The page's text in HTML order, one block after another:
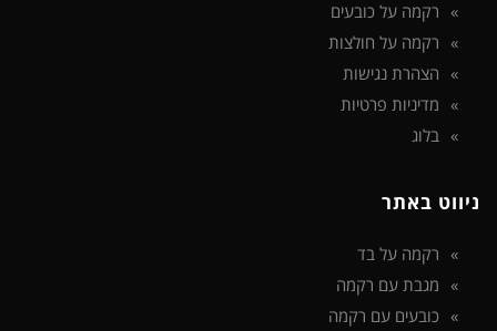
רקמה על כובעים
רקמה על חולצות
הצהרת נגישות
מדיניות פרטיות
בלוג
ניווט באתר
רקמה על בד
מגבת עם רקמה
כובעים עם רקמה